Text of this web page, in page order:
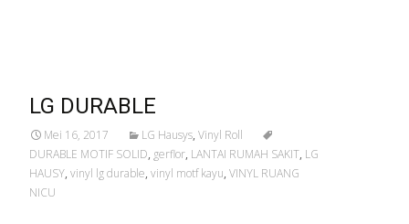
LG DURABLE
Mei 16, 2017 LG Hausys, Vinyl Roll
DURABLE MOTIF SOLID, gerflor, LANTAI RUMAH SAKIT, LG
HAUSY, vinyl lg durable, vinyl motf kayu, VINYL RUANG
NICU